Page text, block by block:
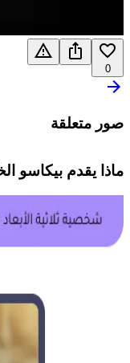
0
صور متعلقة
ماذا يقدم بيكاسو